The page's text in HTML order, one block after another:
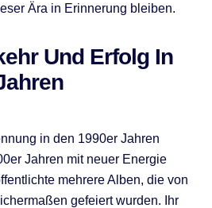
Ära in Erinnerung bleiben.
Und Erfolg In
in den 1990er Jahren
Jahren mit neuer Energie
mehrere Alben, die von
gefeiert wurden. Ihr